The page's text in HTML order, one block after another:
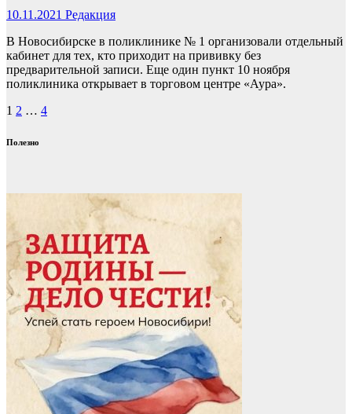
10.11.2021 Редакция
В Новосибирске в поликлинике № 1 организовали отдельный
кабинет для тех, кто приходит на прививку без
предварительной записи. Еще один пункт 10 ноября
поликлиника открывает в торговом центре «Аура».
Пагинация
записей
1 2 … 4
Полезно